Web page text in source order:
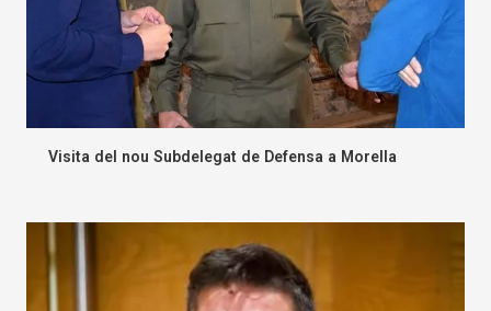
Visita del nou Subdelegat de Defensa a Morella